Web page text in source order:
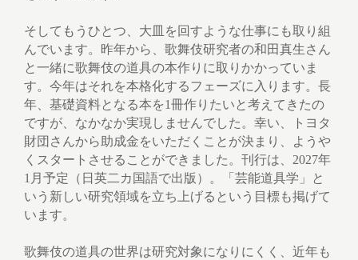
そしてもうひとつ、大皿を回すような仕事にも取り組
んでいます。昨年から、歌舞伎研究者の和田真生さん
と一緒に歌舞伎の道具の本作りに取りかかっていま
す。今年はそれを本格化するフェーズに入ります。長
年、基礎資料となる本を1冊作りたいと考えてきたの
ですが、なかなか実現しませんでした。幸い、トヨタ
財団さんから助成金をいただくことが決まり、ようや
くスタートさせることができました。刊行は、2027年
1月予定（日英二カ国語で出版）。「芸能道具学」と
いう新しい研究領域を立ち上げるという目標も掲げて
います。
歌舞伎の道具の世界は研究対象になりにくく、近年も